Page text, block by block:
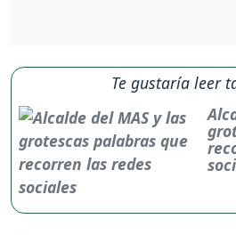
Te gustaría leer